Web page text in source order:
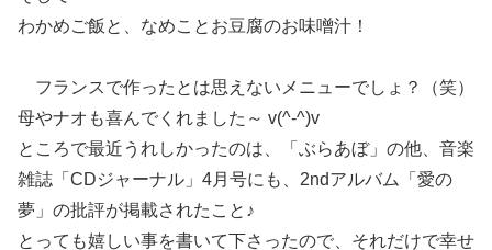
わかめご飯と、なめことお豆腐のお味噌汁！
フランスで作ったとは思えないメニューでしょ？（笑）
母やナオも喜んでくれました～ v(^-^)v
ところで最近うれしかったのは、「ぶらあぼ」の他、音楽
雑誌「CDジャーナル」4月号にも、2ndアルバム「愛の
夢」の批評が掲載されたこと♪
とっても嬉しい事を書いて下さったので、それだけで幸せ